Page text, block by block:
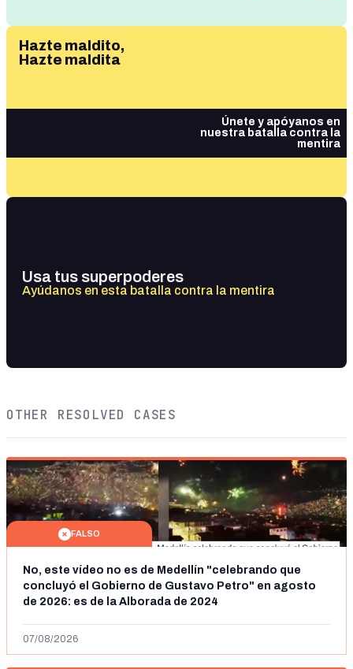
Hazte maldito,
Hazte maldita
Únete y apóyanos en
nuestra batalla contra la
mentira
Usa tus superpoderes
Ayúdanos en esta batalla contra la mentira
OTHER RESOLVED CASES
FALSO
No, este vídeo no es de Medellín "celebrando que
concluyó el Gobierno de Gustavo Petro" en agosto
de 2026: es de la Alborada de 2024
07/08/2026